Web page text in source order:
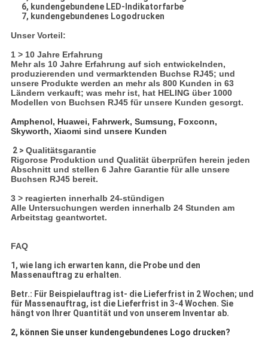
6, kundengebundene LED-Indikatorfarbe
7, kundengebundenes Logodrucken
Unser Vorteil:
1 > 10 Jahre Erfahrung
Mehr als 10 Jahre Erfahrung auf sich entwickelnden,
produzierenden und vermarktenden Buchse RJ45; und
unsere Produkte werden an mehr als 800 Kunden in 63
Ländern verkauft; was mehr ist, hat HELING über 1000
Modellen von Buchsen RJ45 für unsere Kunden gesorgt.
Amphenol, Huawei, Fahrwerk, Sumsung, Foxconn,
Skyworth, Xiaomi sind unsere Kunden
2 > Qualitätsgarantie
Rigorose Produktion und Qualität überprüfen herein jeden
Abschnitt und stellen 6 Jahre Garantie für alle unsere
Buchsen RJ45 bereit.
3 > reagierten innerhalb 24-stündigen
Alle Untersuchungen werden innerhalb 24 Stunden am
Arbeitstag geantwortet.
FAQ
1, wie lang ich erwarten kann, die Probe und den
Massenauftrag zu erhalten.
Betr.: Für Beispielauftrag ist- die Lieferfrist in 2 Wochen; und
für Massenauftrag, ist die Lieferfrist in 3-4 Wochen. Sie
hängt von Ihrer Quantität und von unserem Inventar ab.
2, können Sie unser kundengebundenes Logo drucken?